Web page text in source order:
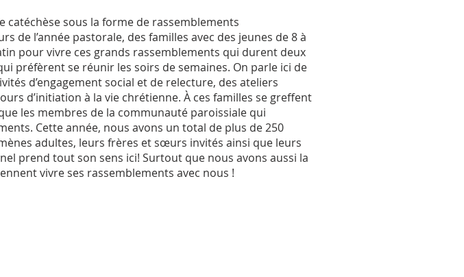
sous la forme de rassemblements
de l’année pastorale, des familles avec des jeunes de 8 à
pour vivre ces grands rassemblements qui durent deux
préfèrent se réunir les soirs de semaines. On parle ici de
d’engagement social et de relecture, des ateliers
d’initiation à la vie chrétienne. À ces familles se greffent
les membres de la communauté paroissiale qui
Cette année, nous avons un total de plus de 250
adultes, leurs frères et sœurs invités ainsi que leurs
prend tout son sens ici! Surtout que nous avons aussi la
vivre ses rassemblements avec nous !